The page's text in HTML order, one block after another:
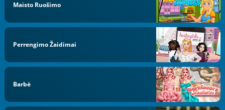
Maisto Ruošimo
Perrengimo Žaidimai
Barbė